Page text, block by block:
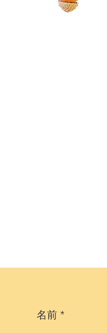
名前